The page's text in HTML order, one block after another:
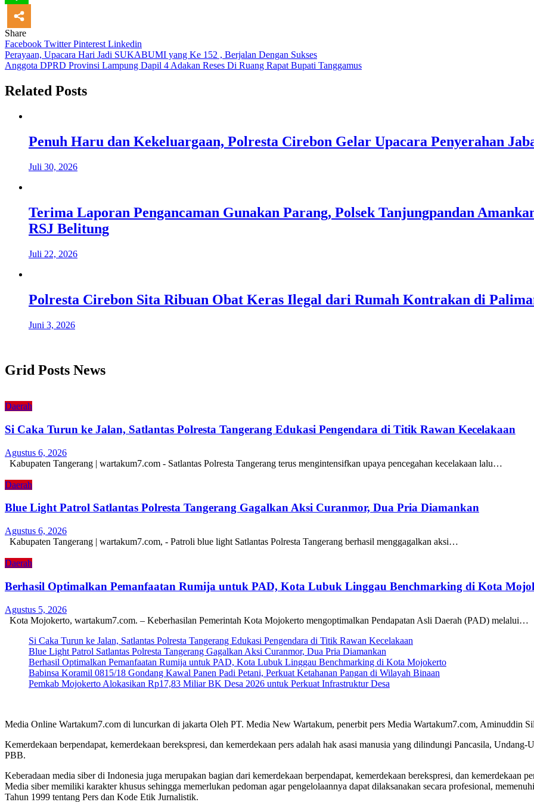
Share
Facebook TwitterPinterest Linkedin
Navigasi
pos
Perayaan, Upacara Hari Jadi SUKABUMI yang Ke 152 , Berjalan Dengan Sukses
Anggota DPRD Provinsi Lampung Dapil 4 Adakan Reses Di Ruang Rapat Bupati Tanggamus
Related Posts
Penuh Haru dan Kekeluargaan, Polresta Cirebon Gelar Upacara Penyerahan
Juli 30, 2026
Terima Laporan Pengancaman Gunakan Parang, Polsek Tanjungpandan
RSJ Belitung
Juli 22, 2026
Polresta Cirebon Sita Ribuan Obat Keras Ilegal dari Rumah Kontrakan di
Juni 3, 2026
Grid Posts News
Daerah
Si Caka Turun ke Jalan, Satlantas Polresta Tangerang Edukasi Pengendara di Titik Rawan Kecelakaan
Agustus 6, 2026
Kabupaten Tangerang | wartakum7.com - Satlantas Polresta Tangerang terus mengintensifkan upaya pencegahan kecelakaan lalu…
Daerah
Blue Light Patrol Satlantas Polresta Tangerang Gagalkan Aksi Curanmor, Dua Pria Diamankan
Agustus 6, 2026
Kabupaten Tangerang | wartakum7.com, - Patroli blue light Satlantas Polresta Tangerang berhasil menggagalkan aksi…
Daerah
Berhasil Optimalkan Pemanfaatan Rumija untuk PAD, Kota Lubuk Linggau Benchmarking di Kota
Agustus 5, 2026
Kota Mojokerto, wartakum7.com. – Keberhasilan Pemerintah Kota Mojokerto mengoptimalkan Pendapatan Asli Daerah (PAD) melalui…
Si Caka Turun ke Jalan, Satlantas Polresta Tangerang Edukasi Pengendara di Titik Rawan Kecelakaan
Blue Light Patrol Satlantas Polresta Tangerang Gagalkan Aksi Curanmor, Dua Pria Diamankan
Berhasil Optimalkan Pemanfaatan Rumija untuk PAD, Kota Lubuk Linggau Benchmarking di Kota Mojokerto
Babinsa Koramil 0815/18 Gondang Kawal Panen Padi Petani, Perkuat Ketahanan Pangan di Wilayah Binaan
Pemkab Mojokerto Alokasikan Rp17,83 Miliar BK Desa 2026 untuk Perkuat Infrastruktur Desa
Media Online Wartakum7.com di luncurkan di jakarta Oleh PT. Media New Wartakum, penerbit pers Media Wartakum7.com, Aminuddin
Kemerdekaan berpendapat, kemerdekaan berekspresi, dan kemerdekaan pers adalah hak asasi manusia yang dilindungi Pancasila,
PBB.
Keberadaan media siber di Indonesia juga merupakan bagian dari kemerdekaan berpendapat, kemerdekaan berekspresi, dan kemerdekaan
Media siber memiliki karakter khusus sehingga memerlukan pedoman agar pengelolaannya dapat dilaksanakan secara profesional,
Tahun 1999 tentang Pers dan Kode Etik Jurnalistik.